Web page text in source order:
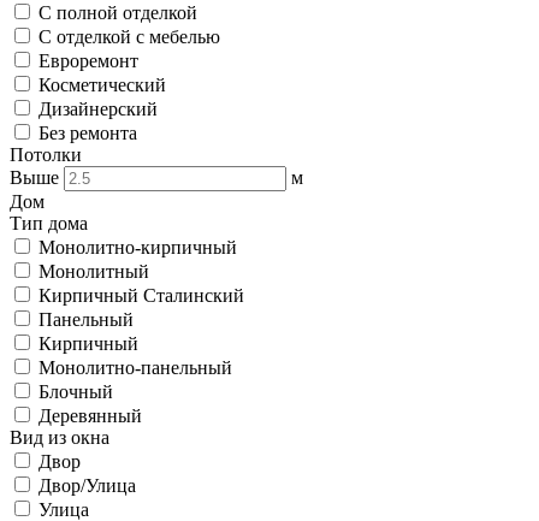
С полной отделкой
С отделкой с мебелью
Евроремонт
Косметический
Дизайнерский
Без ремонта
Потолки
Выше
м
Дом
Тип дома
Монолитно-кирпичный
Монолитный
Кирпичный Сталинский
Панельный
Кирпичный
Монолитно-панельный
Блочный
Деревянный
Вид из окна
Двор
Двор/Улица
Улица